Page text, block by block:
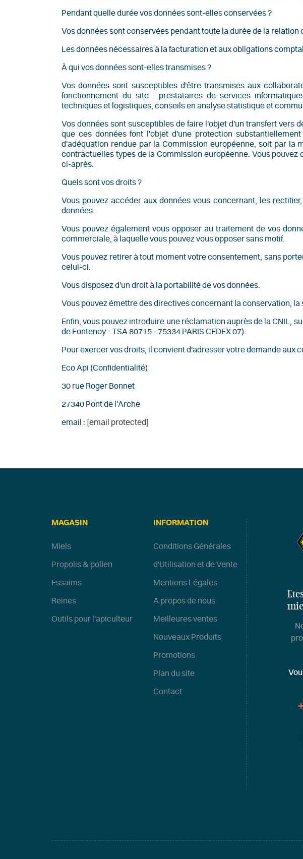
Pendant quelle durée vos données sont-elles conservées ?
Vos données sont conservées pendant toute la durée de la
Les données nécessaires à la facturation et aux obligations
À qui vos données sont-elles transmises ?
Vos données sont susceptibles d'être transmises aux
fonctionnement du site : prestataires de services
techniques et logistiques, conseils en analyse statistique et
Vos données sont susceptibles de faire l'objet d'un transfert vers
que ces données font l'objet d'une protection
d'adéquation rendue par la Commission européenne, soit par
contractuelles types de la Commission européenne. Vous
ci-après.
Quels sont vos droits ?
Vous pouvez accéder aux données vous concernant, les
données.
Vous pouvez également vous opposer au traitement de vos
commerciale, à laquelle vous pouvez vous opposer sans motif.
Vous pouvez retirer à tout moment votre consentement, sans
celui-ci.
Vous disposez d'un droit à la portabilité de vos données.
Vous pouvez émettre des directives concernant la conservation,
Enfin, vous pouvez introduire une réclamation auprès de la CNIL,
de Fontenoy - TSA 80715 - 75334 PARIS CEDEX 07).
Pour exercer vos droits, il convient d'adresser votre demande aux
Eco Api (Confidentialité)
30 rue Roger Bonnet
27340 Pont de l'Arche
email : [email protected]
MAGASIN
Miels
Propolis & pollen
Essaims
Reines
Outils pour l'apiculteur
INFORMATION
Conditions Générales
d'Utilisation et de Vente
Mentions Légales
A propos de nous
Meilleures ventes
Nouveaux Produits
Promotions
Plan du site
Contact